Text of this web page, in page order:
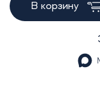
В корзину